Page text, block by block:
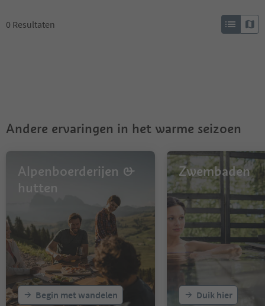
0 Resultaten
Andere ervaringen in het warme seizoen
Alpenboerderijen &
hutten
Begin met wandelen
Zwembaden
Duik hier